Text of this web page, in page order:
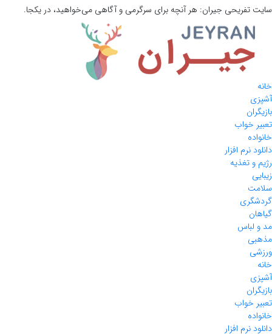
سایت تفریحی جیران: هر آنچه برای سرگرمی و آگاهی می‌خواهید، در یکجا.
خانه
آشپزی
بازیگران
تعبیر خواب
خانواده
دانلود نرم افزار
رژیم و تغذیه
زیبایی
سلامت
گردشگری
گیاهان
مد و لباس
مذهبی
ورزشی
خانه
آشپزی
بازیگران
تعبیر خواب
خانواده
دانلود نرم افزار